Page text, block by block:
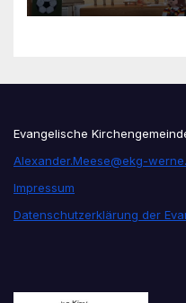
unseren
Evangelische
Alexander.Meese@ekg-
Impressum
Datenschutzerklärung der